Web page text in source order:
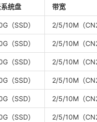
统盘 带宽
（SSD） 2/5/10M（CN2
（SSD） 2/5/10M（CN2
（SSD） 2/5/10M（CN2
（SSD） 2/5/10M（CN2
（SSD） 2/5/10M（CN2
（SSD） 2/5/10M（CN2